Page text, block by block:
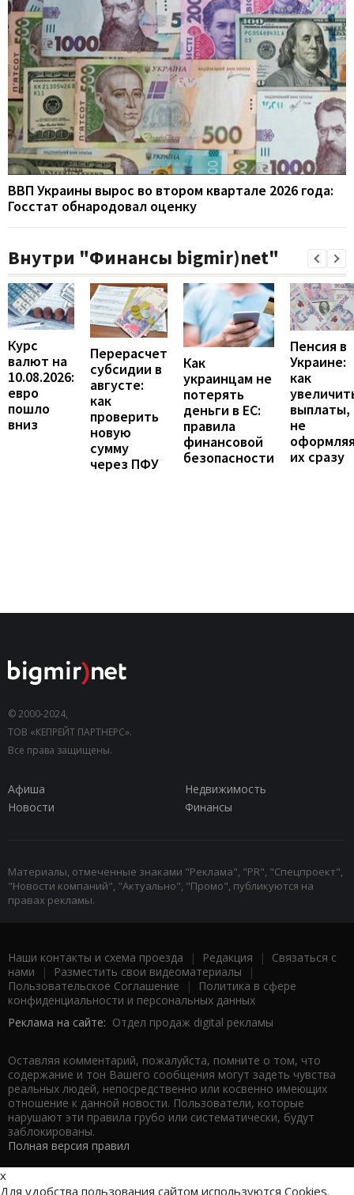
ВВП Украины вырос во втором квартале 2026 года:
Госстат обнародовал оценку
Внутри "Финансы bigmir)net"
Курс
валют на
10.08.2026:
евро
пошло
вниз
Перерасчет
субсидии в
августе:
как
проверить
новую
сумму
через ПФУ
Как
украинцам не
потерять
деньги в ЕС:
правила
финансовой
безопасности
Пенсия в
Украине:
как
выплаты,
не
их сразу
© 2000-2024,
ТОВ «КЕПРЕЙТ ПАРТНЕРС».
Все права защищены.
Афиша
Недвижимость
Новости
Финансы
Материалы, отмеченные знаками "Реклама", "PR", "Спецпроект",
"Новости компаний", "Актуально", "Промо", публикуются на
правах рекламы.
Наши контакты и схема проезда | Редакция | Связаться с
нами | Разместить свои видеоматериалы |
Пользовательское Соглашение |
Политика в сфере
конфиденциальности и персональных данных
Реклама на сайте: Отдел продаж digital рекламы
Оставляя комментарий, пожалуйста, помните о том, что
содержание и тон Вашего сообщения могут задеть чувства
реальных людей, непосредственно или косвенно имеющих
отношение к данной новости. Пользователи, которые
нарушают эти правила грубо или систематически, будут
заблокированы.
Полная версия правил
x
Для удобства пользования сайтом используются Cookies.